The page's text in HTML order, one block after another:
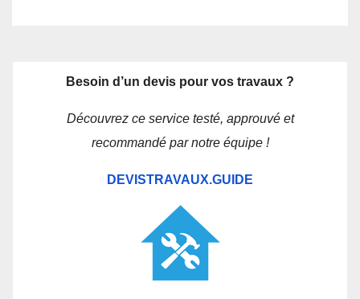
Besoin d’un devis pour vos travaux ?
Découvrez ce service testé, approuvé et
recommandé par notre équipe !
DEVISTRAVAUX.GUIDE